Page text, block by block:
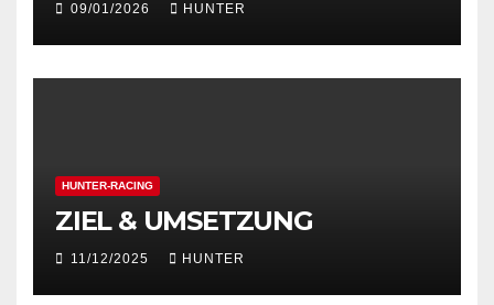
09/01/2026 HUNTER
HUNTER-RACING
ZIEL & UMSETZUNG
11/12/2025 HUNTER